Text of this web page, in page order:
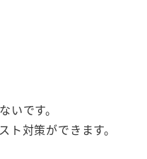
です。
対策ができます。